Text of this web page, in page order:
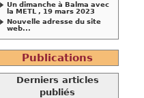
Un dimanche à Balma avec
la METL , 19 mars 2023
Nouvelle adresse du site
web...
Publications
Derniers articles
publiés